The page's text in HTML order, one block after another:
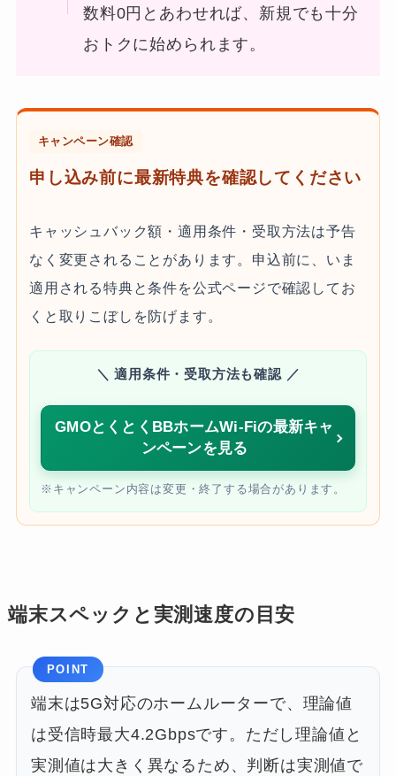
数料0円とあわせれば、新規でも十分
おトクに始められます。
キャンペーン確認
申し込み前に最新特典を確認してください
キャッシュバック額・適用条件・受取方法は予告
なく変更されることがあります。申込前に、いま
適用される特典と条件を公式ページで確認してお
くと取りこぼしを防げます。
＼ 適用条件・受取方法も確認 ／
GMOとくとくBBホームWi-Fiの最新キャ
ンペーンを見る
※キャンペーン内容は変更・終了する場合があります。
端末スペックと実測速度の目安
POINT
端末は5G対応のホームルーターで、理論値
は受信時最大4.2Gbpsです。ただし理論値と
実測値は大きく異なるため、判断は実測値で